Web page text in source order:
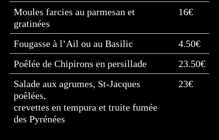
Moules farcies au parmesan et
gratinées
16€
Fougasse à l’Ail ou au Basilic
4.50€
Poêlée de Chipirons en persillade
23.50€
Salade aux agrumes, St-Jacques
poêlées,
crevettes en tempura et truite fumée
des Pyrénées
23€